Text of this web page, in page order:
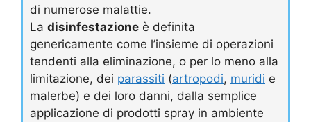
di numerose malattie.
La disinfestazione è definita
genericamente come l’insieme di operazioni
tendenti alla eliminazione, o per lo meno alla
limitazione, dei parassiti (artropodi, muridi e
malerbe) e dei loro danni, dalla semplice
applicazione di prodotti spray in ambiente